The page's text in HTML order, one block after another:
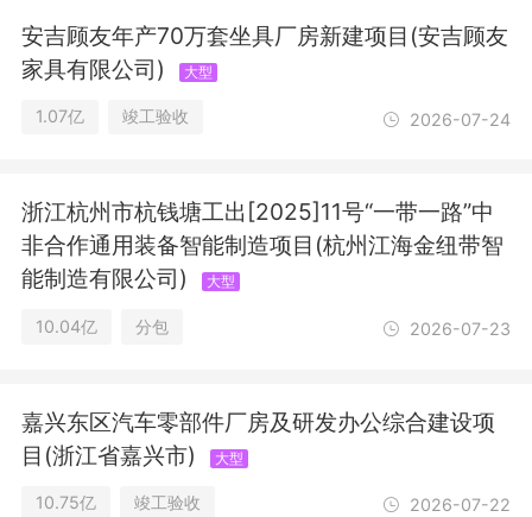
务、技术开发、技术咨询、技术交流、
技术转让、技术推广；规划设计管理；
划；会议及展览服务；信息技术咨询服
窗工程施工；平面设计；建筑信息模型
技术开发、技术咨询、技术服务；广告
制作；广告设计、代理；工艺美术品及
礼仪用品制造（象牙及其制品除外）(除
法自主开展经营活动)。
安吉顾友年产70万套坐具厂房新建项目(安吉顾友
家具有限公司)
大型
1.07亿 竣工验收 2026-07-24
浙江杭州市杭钱塘工出[2025]11号“一带一路”中
非合作通用装备智能制造项目(杭州江海金纽带智
能制造有限公司)
大型
10.04亿 分包 2026-07-23
嘉兴东区汽车零部件厂房及研发办公综合建设项
目(浙江省嘉兴市)
大型
10.75亿 竣工验收 2026-07-22